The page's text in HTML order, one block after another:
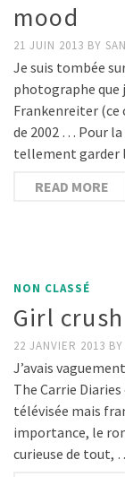
mood
21 JUIN 2013 BY
Je suis tombée
photographe que
Frankenreiter (ce
de 2002 … Pour
tellement garder
READ MORE
NON CLASSÉ
Girl
22 JANVIER 2013 BY
J’avais
The Carrie
télévisée mais
importance, le
curieuse de tout,